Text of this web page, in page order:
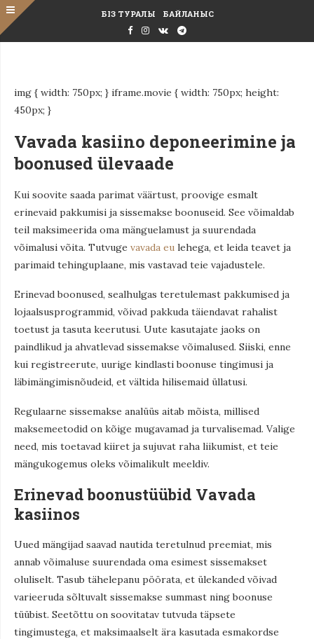
БІЗ ТУРАЛЫ БАЙЛАНЫС
img { width: 750px; } iframe.movie { width: 750px; height:
450px; }
Vavada kasiino deponeerimine ja
boonused ülevaade
Kui soovite saada parimat väärtust, proovige esmalt
erinevaid pakkumisi ja sissemakse boonuseid. See võimaldab
teil maksimeerida oma mänguelamust ja suurendada
võimalusi võita. Tutvuge vavada eu lehega, et leida teavet ja
parimaid tehinguplaane, mis vastavad teie vajadustele.
Erinevad boonused, sealhulgas teretulemast pakkumised ja
lojaalsusprogrammid, võivad pakkuda täiendavat rahalist
toetust ja tasuta keerutusi. Uute kasutajate jaoks on
paindlikud ja ahvatlevad sissemakse võimalused. Siiski, enne
kui registreerute, uurige kindlasti boonuse tingimusi ja
läbimängimisnõudeid, et vältida hilisemaid üllatusi.
Regulaarne sissemakse analüüs aitab mõista, millised
maksemeetodid on kõige mugavamad ja turvalisemad. Valige
need, mis toetavad kiiret ja sujuvat raha liikumist, et teie
mängukogemus oleks võimalikult meeldiv.
Erinevad boonustüübid Vavada
kasiinos
Uued mängijad saavad nautida teretulnud preemiat, mis
annab võimaluse suurendada oma esimest sissemakset
oluliselt. Tasub tähelepanu pöörata, et ülekanded võivad
varieeruda sõltuvalt sissemakse summast ning boonuse
tüübist. Seetõttu on soovitatav tutvuda täpsete
tingimustega, et maksimaalselt ära kasutada esmakordse